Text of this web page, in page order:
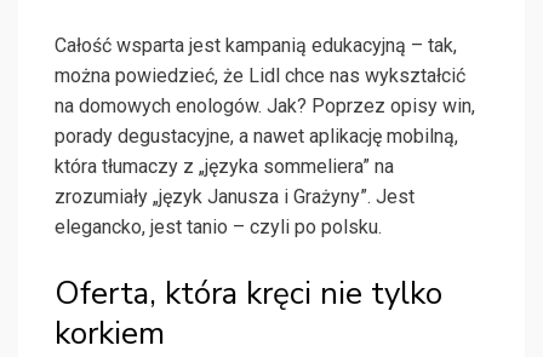
Całość wsparta jest kampanią edukacyjną – tak,
można powiedzieć, że Lidl chce nas wykształcić
na domowych enologów. Jak? Poprzez opisy win,
porady degustacyjne, a nawet aplikację mobilną,
która tłumaczy z „języka sommeliera” na
zrozumiały „język Janusza i Grażyny”. Jest
elegancko, jest tanio – czyli po polsku.
Oferta, która kręci nie tylko
korkiem